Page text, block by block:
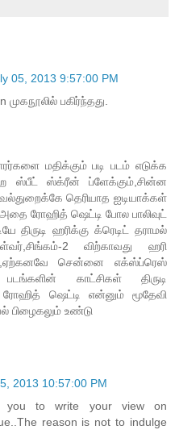
05, 2013 9:57:00 PM
பகிர்ந்தது.
மதிக்கும் படி படம் எடுக்க
ஸ்பீட் ஸ்க்ரீன் ப்ளேக்கும்,சின்ன
தெரியாத ஐடியாக்கள்
ரோஹித் ஷெட்டி போல பாலிவுட்
திருடி ஹரிக்கு க்ரெடிட் தராமல்
2 விற்காவது ஹரி
சென்னை எக்ஸ்ப்ரெஸ்
காட்சிகள் திருடி
ஷெட்டி என்னும் மூதேவி
பிழைகலும் உண்டு
2013 10:57:00 PM
you to write your view on
reason is not to indulge